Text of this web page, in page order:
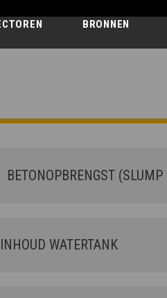
BRONNEN
BETONOPBRENGST
INHOUD WATERTANK